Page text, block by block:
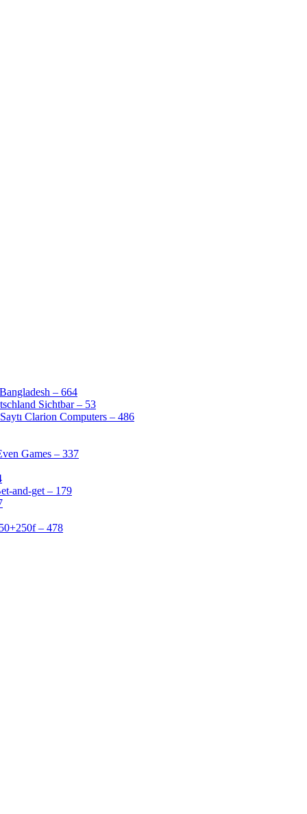
– 664
Sichtbar – 53
Clarion Computers – 486
Games – 337
and-get – 179
– 478